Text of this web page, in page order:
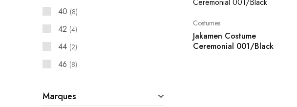
Costumes
Jakamen Costume
Ceremonial 001/Black
40 8
42 4
44 2
46 8
4XL 1
Marques